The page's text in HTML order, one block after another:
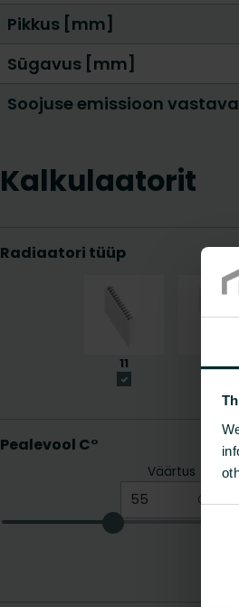
Pikkus [mm]
Sügavus [mm]
Soojuse emissioon
Kalkulaatorit